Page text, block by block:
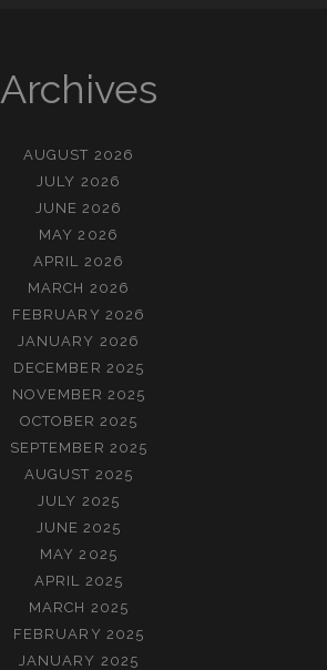
Archives
AUGUST 2026
JULY 2026
JUNE 2026
MAY 2026
APRIL 2026
MARCH 2026
FEBRUARY 2026
JANUARY 2026
DECEMBER 2025
NOVEMBER 2025
OCTOBER 2025
SEPTEMBER 2025
AUGUST 2025
JULY 2025
JUNE 2025
MAY 2025
APRIL 2025
MARCH 2025
FEBRUARY 2025
JANUARY 2025